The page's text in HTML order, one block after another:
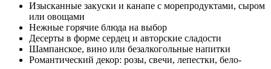
Изысканные закуски и канапе с морепродуктами, сыром
или овощами
Нежные горячие блюда на выбор
Десерты в форме сердец и авторские сладости
Шампанское, вино или безалкогольные напитки
Романтический декор: розы, свечи, лепестки, бело-